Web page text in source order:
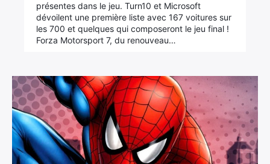
présentes dans le jeu. Turn10 et Microsoft
dévoilent une première liste avec 167 voitures sur
les 700 et quelques qui composeront le jeu final !
Forza Motorsport 7, du renouveau…